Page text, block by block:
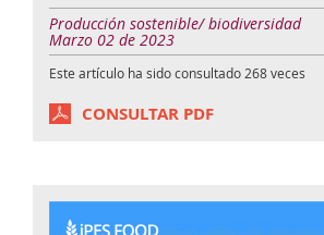
Producción sostenible/ biodiversidad
Marzo 02 de 2023
Este artículo ha sido consultado268veces
CONSULTAR PDF